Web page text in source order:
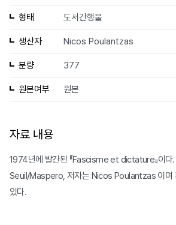
형태 도서간행물
생산자 Nicos Poulantzas
분량 377
원본여부 원본
자료 내용
1974년에 발간된 『Fascisme et dictature』이다.
Seuil/Maspero, 저자는 Nicos Poulantzas 이며
있다.